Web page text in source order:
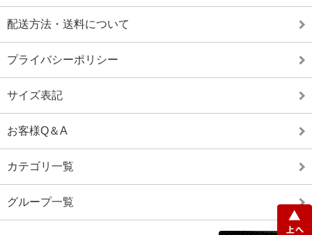
配送方法・送料について
プライバシーポリシー
サイズ表記
お客様Q＆A
カテゴリ一覧
グループ一覧